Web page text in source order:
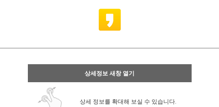
상세정보 새창 열기
상세 정보를 확대해 보실 수 있습니다.